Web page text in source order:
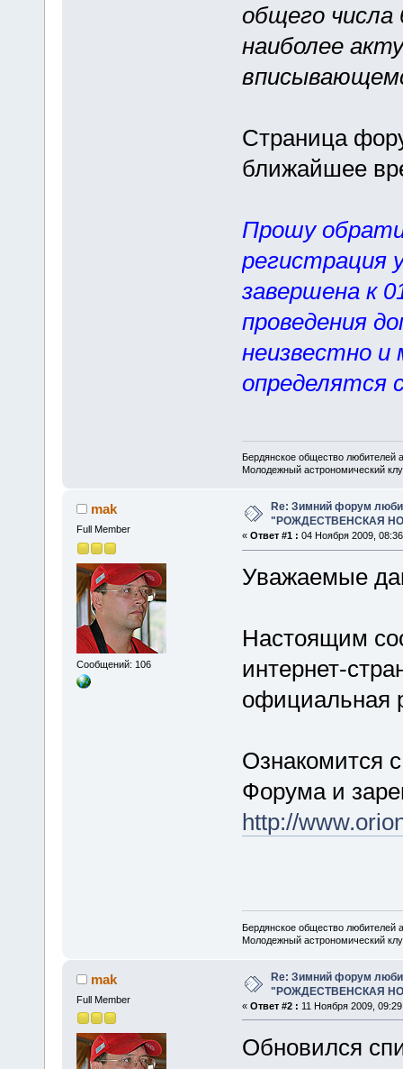
общего
наиболее
Страница
ближайшее
Прошу
регистрация
завершена к
проведения
неизвестно и
определятся
Бердянское общество любителей
Молодежный астрономический
mak
Full Member
Сообщений: 106
Re: Зимний форум
"РОЖДЕСТВЕНСКАЯ
« Ответ #1 : 04 Ноября 2009,
Уважаемые
Настоящим
интернет-
официальная
Ознакомится
Форума и
http://
Бердянское общество любителей
Молодежный астрономический
mak
Full Member
Re: Зимний форум
"РОЖДЕСТВЕНСКАЯ
« Ответ #2 : 11 Ноября 2009,
Обновился